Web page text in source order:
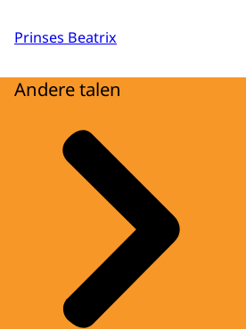
Prinses Beatrix
Andere talen